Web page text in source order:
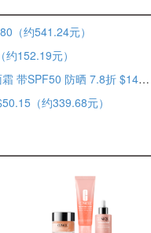
（约541.24元）
152.19元）
e.l.f. Cosmetics Halo 水光养肤有色面霜 带SPF50 防晒 7.8折 $14（约94.83元）
（约339.68元）